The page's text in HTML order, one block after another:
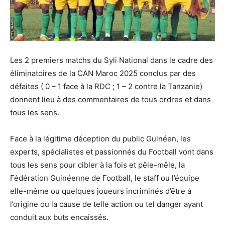
Les 2 premiers matchs du Syli National dans le cadre des
éliminatoires de la CAN Maroc 2025 conclus par des
défaites ( 0 – 1 face à la RDC ; 1 – 2 contre la Tanzanie)
donnent lieu à des commentaires de tous ordres et dans
tous les sens.
Face à la légitime déception du public Guinéen, les
experts, spécialistes et passionnés du Football vont dans
tous les sens pour cibler à la fois et pêle-mêle, la
Fédération Guinéenne de Football, le staff ou l’équipe
elle-même ou quelques joueurs incriminés d’être à
l’origine ou la cause de telle action ou tel danger ayant
conduit aux buts encaissés.